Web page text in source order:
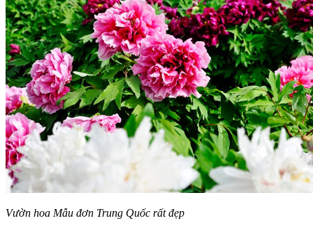
Vườn hoa Mẫu đơn Trung Quốc rất đẹp